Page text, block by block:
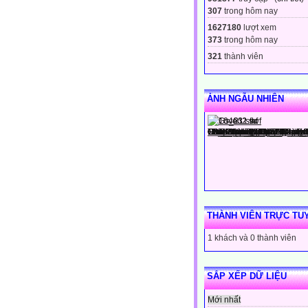
307 trong hôm nay
1627180 lượt xem
373 trong hôm nay
321 thành viên
ẢNH NGẪU NHIÊN
THÀNH VIÊN TRỰC
1 khách và 0 thành viên
SẮP XẾP DỮ LIỆU
Mới nhất